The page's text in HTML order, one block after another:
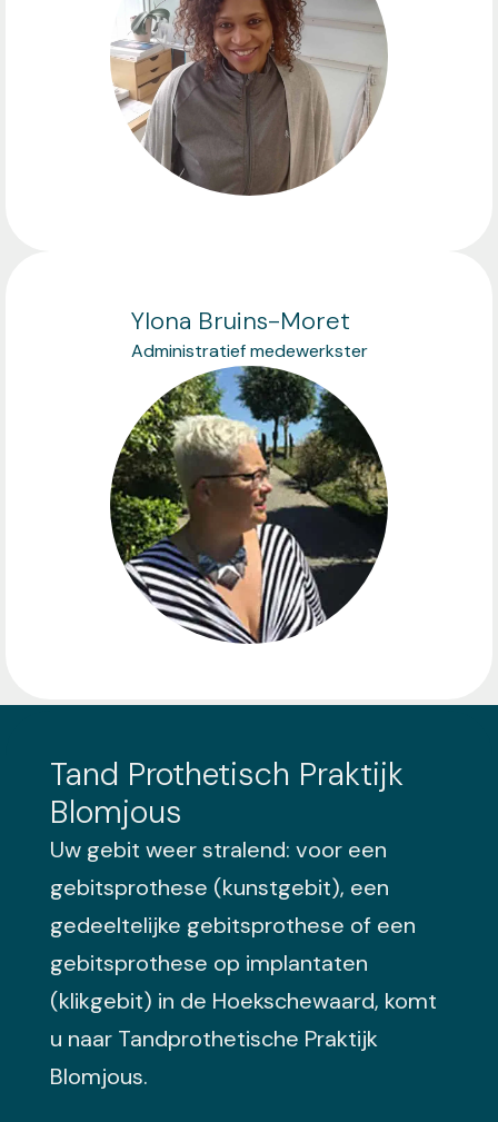
Ylona Bruins-Moret
Administratief medewerkster
Tand Prothetisch Praktijk
Blomjous
Uw gebit weer stralend: voor een
gebitsprothese (kunstgebit), een
gedeeltelijke gebitsprothese of een
gebitsprothese op implantaten
(klikgebit) in de Hoekschewaard, komt
u naar Tandprothetische Praktijk
Blomjous.